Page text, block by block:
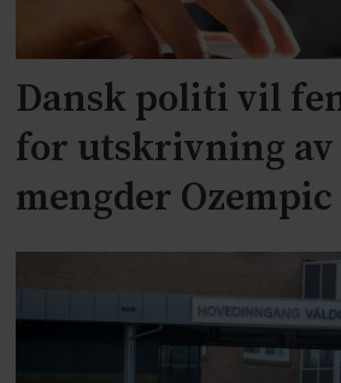
Dansk politi vil
for utskrivning av
mengder Ozempic